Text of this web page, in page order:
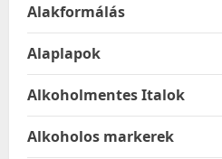
Alakformálás
Alaplapok
Alkoholmentes Italok
Alkoholos markerek